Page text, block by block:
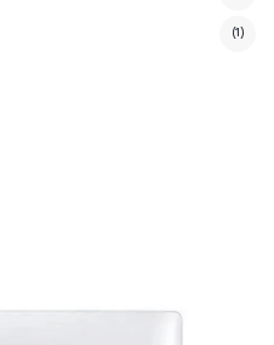
(1)